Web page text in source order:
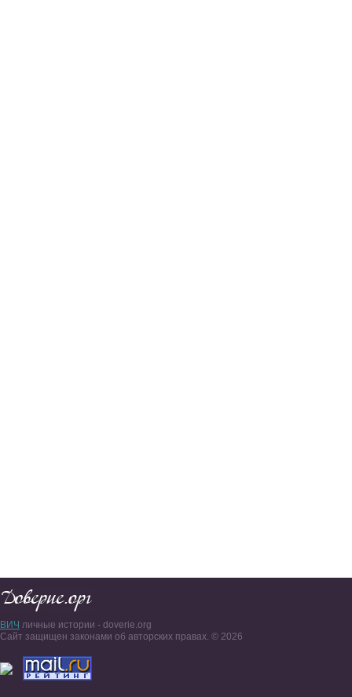
ВИЧ личные истории - doverie.org
Сайт защищен законами об авторских правах. © 2026